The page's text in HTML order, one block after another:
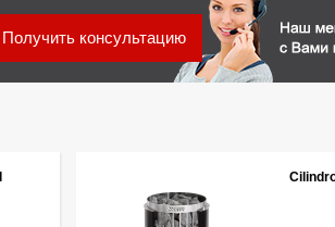
Получить консультацию